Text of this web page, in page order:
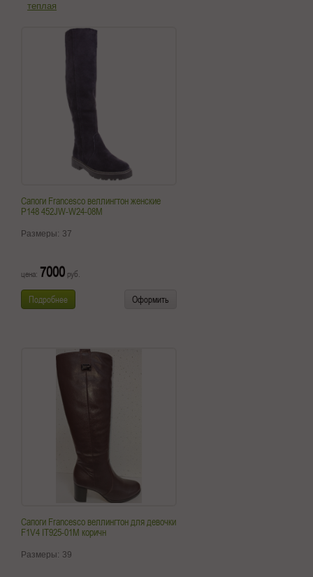
теплая
Сапоги Francesco веллингтон женские
P148 452JW-W24-08M
Размеры: 37
цена: 7000 руб.
Подробнее Оформить
Сапоги Francesco веллингтон для девочки
F1V4 IT925-01M коричн
Размеры: 39